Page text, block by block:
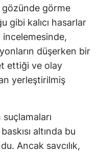
gözünde görme
gibi kalıcı hasarlar
incelemesinde,
düşerken bir
ettiği ve olay
yerleştirilmiş
altında bu
Ancak savcılık,